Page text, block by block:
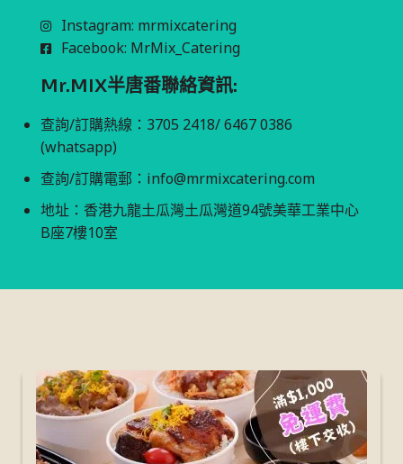
Instagram: mrmixcatering
Facebook: MrMix_Catering
Mr.MIX半唐番聯絡資訊:
查詢/訂購熱線：3705 2418/ 6467 0386
(whatsapp)
查詢/訂購電郵： info@mrmixcatering.com
地址：香港九龍土瓜灣土瓜灣道94號美華工業中心
B座7樓10室